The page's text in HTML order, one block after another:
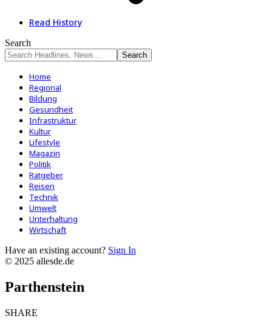
Read History
Search
Home
Regional
Bildung
Gesundheit
Infrastruktur
Kultur
Lifestyle
Magazin
Politik
Ratgeber
Reisen
Technik
Umwelt
Unterhaltung
Wirtschaft
Have an existing account? Sign In
© 2025 allesde.de
Parthenstein
SHARE